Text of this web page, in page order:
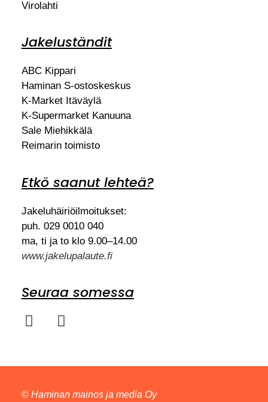
Virolahti
Jakeluständit
ABC Kippari
Haminan S-ostoskeskus
K-Market Itäväylä
K-Supermarket Kanuuna
Sale Miehikkälä
Reimarin toimisto
Etkö saanut lehteä?
Jakeluhäiriöilmoitukset:
puh. 029 0010 040
ma, ti ja to klo 9.00–14.00
www.jakelupalaute.fi
Seuraa somessa
© Haminan mainos ja media Oy